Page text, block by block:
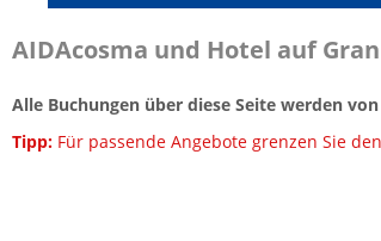
AIDAcosma und Hotel auf
Alle Buchungen über diese Seite werden
Tipp: Für passende Angebote grenzen Sie